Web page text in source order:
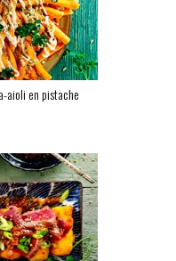
aioli en pistache